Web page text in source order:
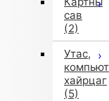
сав
(2)
Утас,
хайрцаг
(5)